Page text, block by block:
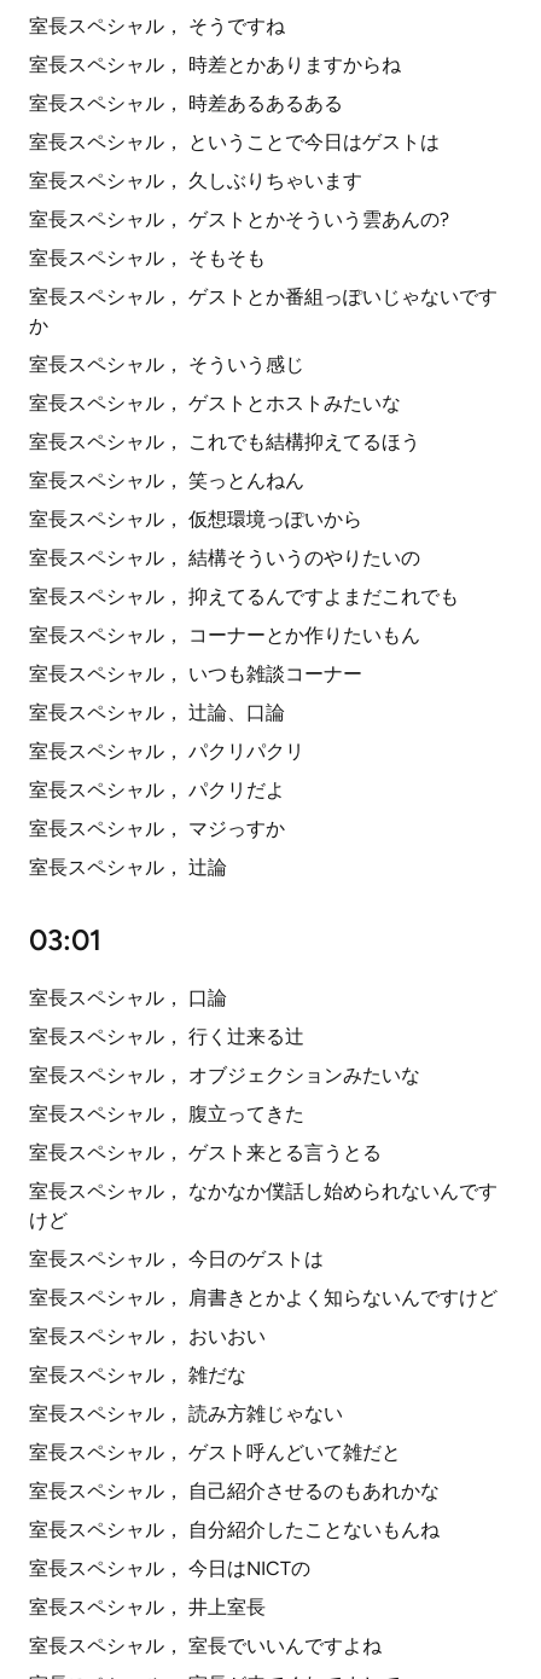
室長スペシャル， そうですね
室長スペシャル， 時差とかありますからね
室長スペシャル， 時差あるあるある
室長スペシャル， ということで今日はゲストは
室長スペシャル， 久しぶりちゃいます
室長スペシャル， ゲストとかそういう雲あんの?
室長スペシャル， そもそも
室長スペシャル， ゲストとか番組っぽいじゃないです
か
室長スペシャル， そういう感じ
室長スペシャル， ゲストとホストみたいな
室長スペシャル， これでも結構抑えてるほう
室長スペシャル， 笑っとんねん
室長スペシャル， 仮想環境っぽいから
室長スペシャル， 結構そういうのやりたいの
室長スペシャル， 抑えてるんですよまだこれでも
室長スペシャル， コーナーとか作りたいもん
室長スペシャル， いつも雑談コーナー
室長スペシャル， 辻論、口論
室長スペシャル， パクリパクリ
室長スペシャル， パクリだよ
室長スペシャル， マジっすか
室長スペシャル， 辻論
03:01
室長スペシャル， 口論
室長スペシャル， 行く辻来る辻
室長スペシャル， オブジェクションみたいな
室長スペシャル， 腹立ってきた
室長スペシャル， ゲスト来とる言うとる
室長スペシャル， なかなか僕話し始められないんです
けど
室長スペシャル， 今日のゲストは
室長スペシャル， 肩書きとかよく知らないんですけど
室長スペシャル， おいおい
室長スペシャル， 雑だな
室長スペシャル， 読み方雑じゃない
室長スペシャル， ゲスト呼んどいて雑だと
室長スペシャル， 自己紹介させるのもあれかな
室長スペシャル， 自分紹介したことないもんね
室長スペシャル， 今日はNICTの
室長スペシャル， 井上室長
室長スペシャル， 室長でいいんですよね